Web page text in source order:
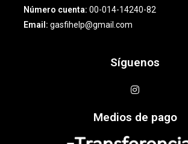
Número cuenta: 00-014-14240-82
Email: gasfihelp@gmail.com
Síguenos
Medios de pago